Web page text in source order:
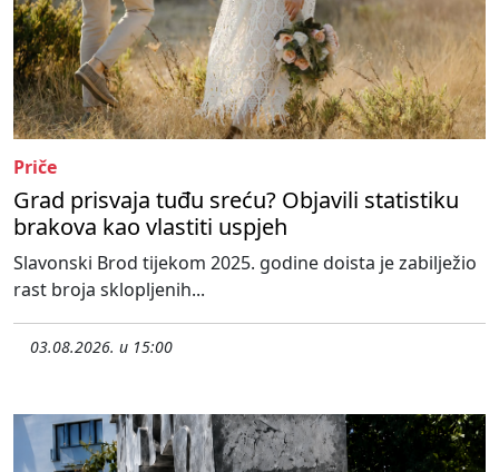
Priče
Grad prisvaja tuđu sreću? Objavili statistiku
brakova kao vlastiti uspjeh
Slavonski Brod tijekom 2025. godine doista je zabilježio
rast broja sklopljenih...
03.08.2026. u 15:00